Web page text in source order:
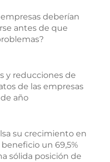
deberían
antes de que
y reducciones de
de las empresas
año
su crecimiento en
un 69,5%
sólida posición de